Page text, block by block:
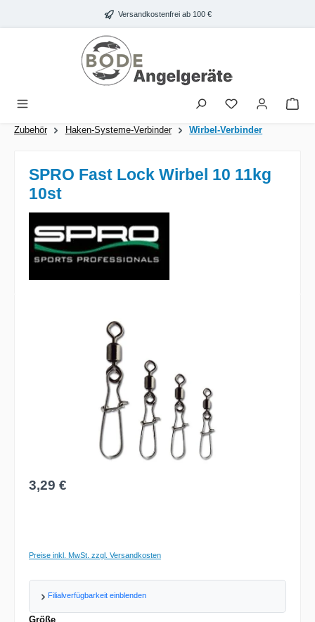
Zum Hauptinhalt springen Versandkostenfrei ab 100 €
Zubehör Haken-Systeme-Verbinder Wirbel-Verbinder
SPRO Fast Lock Wirbel 10 11kg
10st
Regulärer Preis:
3,29 €
Preise inkl. MwSt. zzgl. Versandkosten
Filialverfügbarkeit einblenden
Größeauswählen